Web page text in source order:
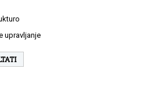
upravljanje